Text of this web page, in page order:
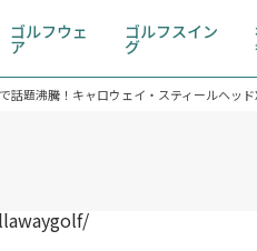
ゴルフウェ
ア
ゴルフスイン
グ
話題沸騰！キャロウェイ・スティールヘッド